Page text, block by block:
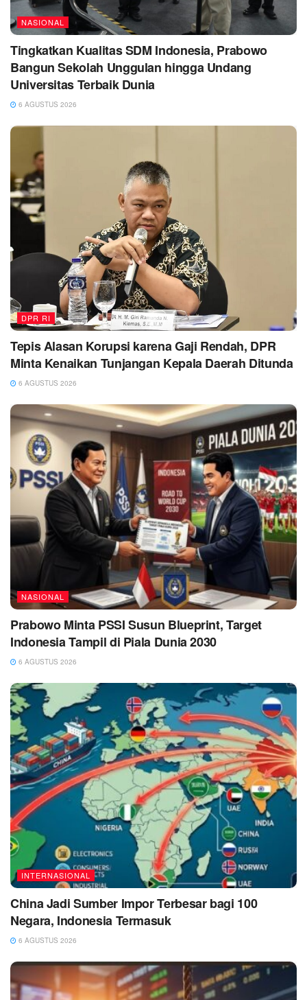
NASIONAL
Tingkatkan Kualitas SDM Indonesia, Prabowo
Bangun Sekolah Unggulan hingga Undang
Universitas Terbaik Dunia
6 AGUSTUS 2026
DPR RI
Tepis Alasan Korupsi karena Gaji Rendah, DPR
Minta Kenaikan Tunjangan Kepala Daerah Ditunda
6 AGUSTUS 2026
NASIONAL
Prabowo Minta PSSI Susun Blueprint, Target
Indonesia Tampil di Piala Dunia 2030
6 AGUSTUS 2026
INTERNASIONAL
China Jadi Sumber Impor Terbesar bagi 100
Negara, Indonesia Termasuk
6 AGUSTUS 2026